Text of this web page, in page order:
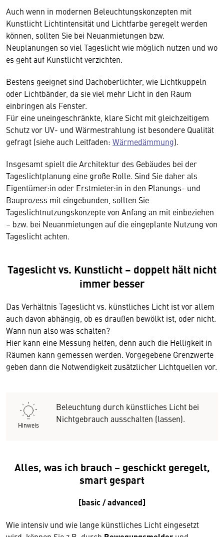
Auch wenn in modernen Beleuchtungskonzepten mit
Kunstlicht Lichtintensität und Lichtfarbe geregelt werden
können, sollten Sie bei Neuanmietungen bzw.
Neuplanungen so viel Tageslicht wie möglich nutzen und wo
es geht auf Kunstlicht verzichten.
Bestens geeignet sind Dachoberlichter, wie Lichtkuppeln
oder Lichtbänder, da sie viel mehr Licht in den Raum
einbringen als Fenster.
Für eine uneingeschränkte, klare Sicht mit gleichzeitigem
Schutz vor UV- und Wärmestrahlung ist besondere Qualität
gefragt (siehe auch Leitfaden: Wärmedämmung).
Insgesamt spielt die Architektur des Gebäudes bei der
Tageslichtplanung eine große Rolle. Sind Sie daher als
Eigentümer:in oder Erstmieter:in in den Planungs- und
Bauprozess mit eingebunden, sollten Sie
Tageslichtnutzungskonzepte von Anfang an mit einbeziehen
– bzw. bei Neuanmietungen auf die eingeplante Nutzung von
Tageslicht achten.
Tageslicht vs. Kunstlicht – doppelt hält nicht
immer besser
Das Verhältnis Tageslicht vs. künstliches Licht ist vor allem
auch davon abhängig, ob es draußen bewölkt ist, oder nicht.
Wann nun also was schalten?
Hier kann eine Messung helfen, denn auch die Helligkeit in
Räumen kann gemessen werden. Vorgegebene Grenzwerte
geben dann die Notwendigkeit zusätzlicher Lichtquellen vor.
Hinweis
Beleuchtung durch künstliches Licht bei
Nichtgebrauch ausschalten (lassen).
Alles, was ich brauch – geschickt geregelt,
smart gespart
[basic / advanced]
Wie intensiv und wie lange künstliches Licht eingesetzt